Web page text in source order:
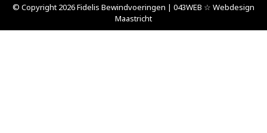
© Copyright 2026 Fidelis Bewindvoeringen | 043WEB ☆ Webdesign
Maastricht